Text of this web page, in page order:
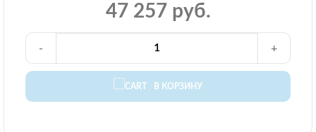
47 257 руб.
В КОРЗИНУ
- +